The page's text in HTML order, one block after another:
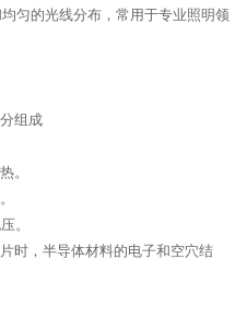
匀的光线分布，常用于专业照明领
组成
。
。
时，半导体材料的电子和空穴结